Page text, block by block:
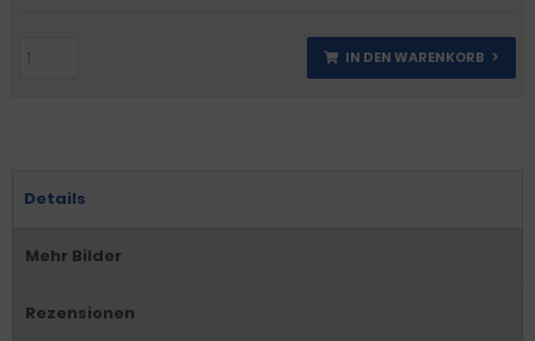
IN DEN WARENKORB
Details
Mehr Bilder
Rezensionen